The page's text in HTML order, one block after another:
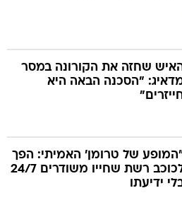
שחזה את הקורונה במסר
"הסכנה הבאה היא
של טרומן' האמיתי: הפך
לכוכב רשת שחייו משודרים 24/7
ידיעתו